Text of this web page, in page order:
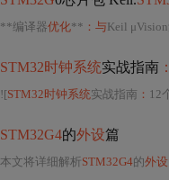
**编译器优化** ：与Keil
STM32时钟系统实战指南 ：
![STM32时钟系统实战指南 ： 12
STM32G4的外设篇
本文将详细解析STM32G4的外设